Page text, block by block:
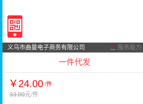
义乌市曲曼电子商务有限公司 服务能力
一件代发
￥24.00 /件
33.00元/件